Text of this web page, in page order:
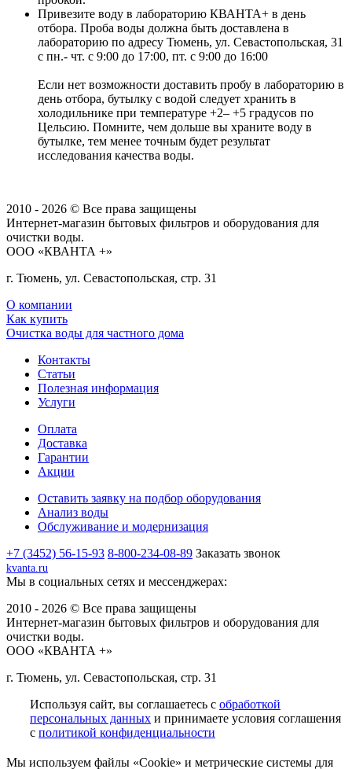
Привезите воду в лабораторию КВАНТА+ в день
отбора. Проба воды должна быть доставлена в
лабораторию по адресу Тюмень, ул. Севастопольская, 31
с пн.- чт. с 9:00 до 17:00, пт. с 9:00 до 16:00
Если нет возможности доставить пробу в лабораторию в
день отбора, бутылку с водой следует хранить в
холодильнике при температуре +2– +5 градусов по
Цельсию. Помните, чем дольше вы храните воду в
бутылке, тем менее точным будет результат
исследования качества воды.
2010 - 2026 © Все права защищены
Интернет-магазин бытовых фильтров и оборудования для
очистки воды.
ООО «КВАНТА +»
г. Тюмень, ул. Севастопольская, стр. 31
О компании
Как купить
Очистка воды для частного дома
Контакты
Статьи
Полезная информация
Услуги
Оплата
Доставка
Гарантии
Акции
Оставить заявку на подбор оборудования
Анализ воды
Обслуживание и модернизация
+7 (3452) 56-15-93 8-800-234-08-89 Заказать звонок
kvanta.ru
Мы в социальных сетях и мессенджерах:
2010 - 2026 © Все права защищены
Интернет-магазин бытовых фильтров и оборудования для
очистки воды.
ООО «КВАНТА +»
г. Тюмень, ул. Севастопольская, стр. 31
Используя сайт, вы соглашаетесь с обработкой
персональных данных и принимаете условия соглашения
с политикой конфиденциальности
Мы используем файлы «Cookie» и метрические системы для